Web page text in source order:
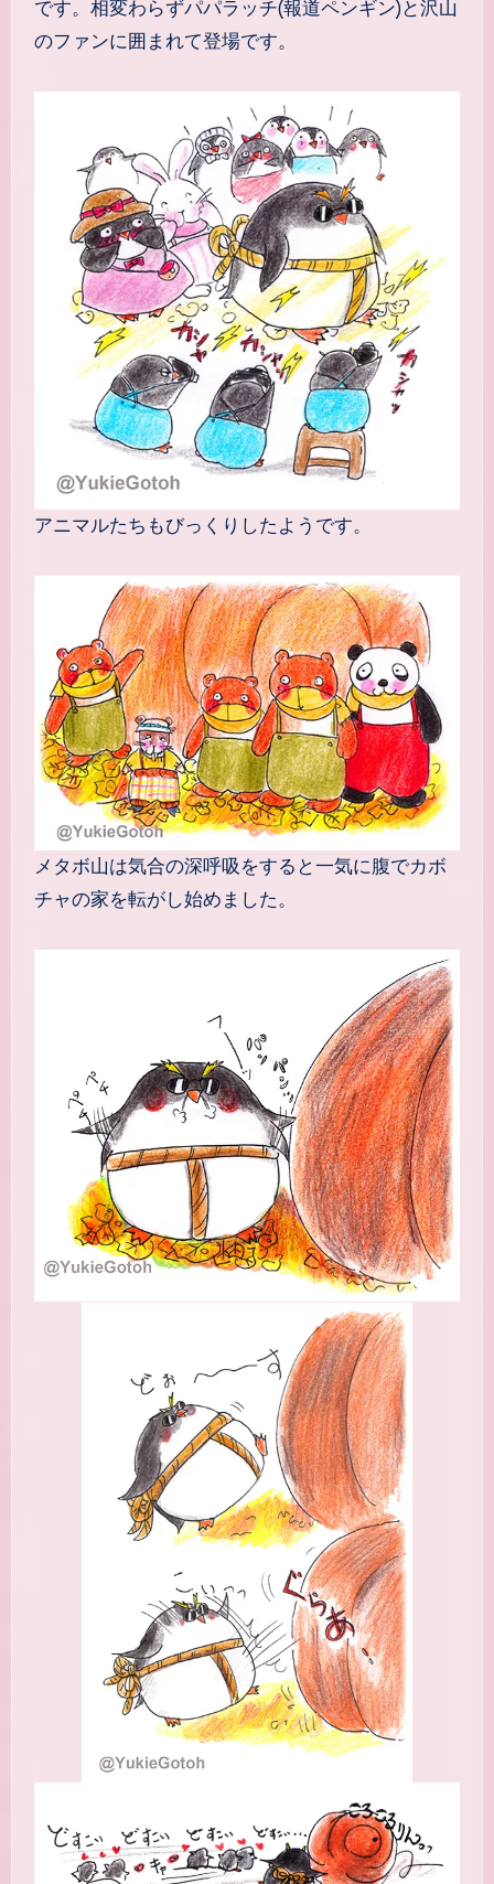
です。相変わらずパパラッチ(報道ペンギン)と沢山
のファンに囲まれて登場です。
アニマルたちもびっくりしたようです。
メタボ山は気合の深呼吸をすると一気に腹でカボ
チャの家を転がし始めました。